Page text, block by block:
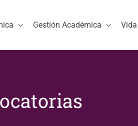
Gestión Académica